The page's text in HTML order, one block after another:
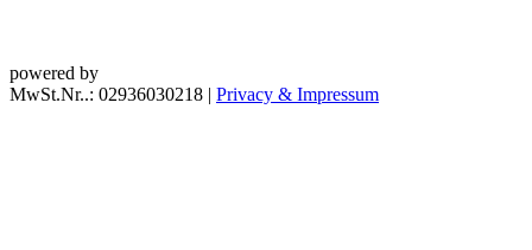
powered by
MwSt.Nr..: 02936030218
Privacy & Impressum